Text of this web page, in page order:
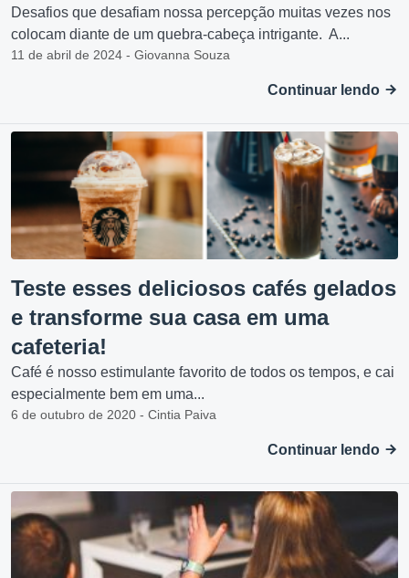
Desafios que desafiam nossa percepção muitas vezes nos
colocam diante de um quebra-cabeça intrigante. A...
11 de abril de 2024 - Giovanna Souza
Continuar lendo
Teste esses deliciosos cafés gelados
e transforme sua casa em uma
cafeteria!
Café é nosso estimulante favorito de todos os tempos, e cai
especialmente bem em uma...
6 de outubro de 2020 - Cintia Paiva
Continuar lendo